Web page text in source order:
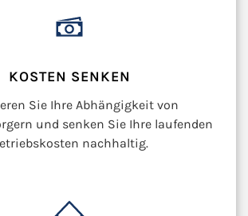
KOSTEN SENKEN
Sie Ihre Abhängigkeit von
und senken Sie Ihre laufenden
nachhaltig.